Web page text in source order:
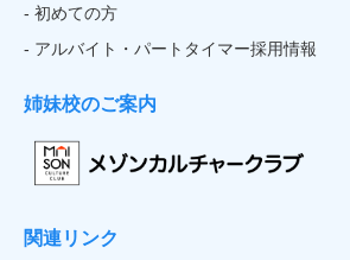
- 初めての方
- アルバイト・パートタイマー採用情報
姉妹校のご案内
関連リンク